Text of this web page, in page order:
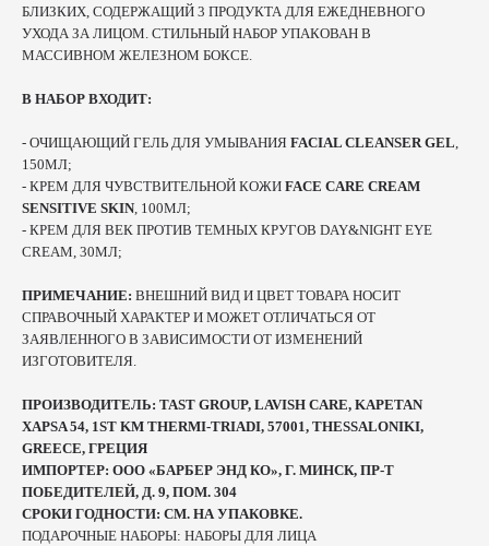
БЛИЗКИХ, СОДЕРЖАЩИЙ 3 ПРОДУКТА ДЛЯ ЕЖЕДНЕВНОГО
УХОДА ЗА ЛИЦОМ. СТИЛЬНЫЙ НАБОР УПАКОВАН В
МАССИВНОМ ЖЕЛЕЗНОМ БОКСЕ.
В НАБОР ВХОДИТ:
- ОЧИЩАЮЩИЙ ГЕЛЬ ДЛЯ УМЫВАНИЯ FACIAL CLEANSER GEL,
150МЛ;
- КРЕМ ДЛЯ ЧУВСТВИТЕЛЬНОЙ КОЖИ FACE CARE CREAM
SENSITIVE SKIN, 100МЛ;
- КРЕМ ДЛЯ ВЕК ПРОТИВ ТЕМНЫХ КРУГОВ DAY&NIGHT EYE
CREAM, 30МЛ;
ПРИМЕЧАНИЕ: ВНЕШНИЙ ВИД И ЦВЕТ ТОВАРА НОСИТ
СПРАВОЧНЫЙ ХАРАКТЕР И МОЖЕТ ОТЛИЧАТЬСЯ ОТ
ЗАЯВЛЕННОГО В ЗАВИСИМОСТИ ОТ ИЗМЕНЕНИЙ
ИЗГОТОВИТЕЛЯ.
ПРОИЗВОДИТЕЛЬ: TAST GROUP, LAVISH CARE, KAPETAN
XAPSA 54, 1ST KM THERMI-TRIADI, 57001, THESSALONIKI,
GREECE, ГРЕЦИЯ
ИМПОРТЕР: ООО «БАРБЕР ЭНД КО», Г. МИНСК, ПР-Т
ПОБЕДИТЕЛЕЙ, Д. 9, ПОМ. 304
СРОКИ ГОДНОСТИ: СМ. НА УПАКОВКЕ.
ПОДАРОЧНЫЕ НАБОРЫ: НАБОРЫ ДЛЯ ЛИЦА